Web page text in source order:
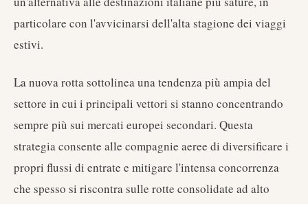
particolare con l'avvicinarsi dell'alta stagione dei viaggi
estivi.
La nuova rotta sottolinea una tendenza più ampia del
settore in cui i principali vettori si stanno concentrando
sempre più sui mercati europei secondari. Questa
strategia consente alle compagnie aeree di diversificare i
propri flussi di entrate e mitigare l'intensa concorrenza
che spesso si riscontra sulle rotte consolidate ad alto